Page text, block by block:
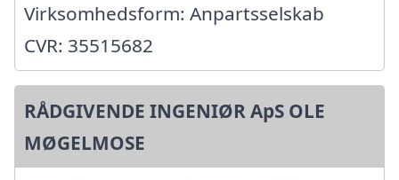
Virksomhedsform: Anpartsselskab
CVR: 35515682
RÅDGIVENDE INGENIØR ApS OLE
MØGELMOSE